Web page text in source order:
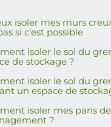
isoler mes murs
si c’est possible
isoler le sol du
de stockage ?
isoler le sol du
un espace de
isoler mes pans
?